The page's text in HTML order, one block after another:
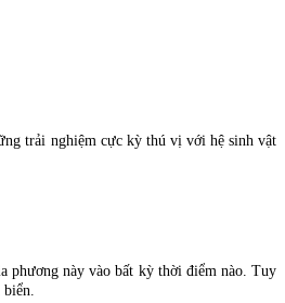
trải nghiệm cực kỳ thú vị với hệ sinh vật
phương này vào bất kỳ thời điểm nào. Tuy